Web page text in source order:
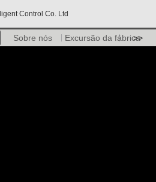
Control Co. Ltd
Sobre nós Excursão da fábrica
>>